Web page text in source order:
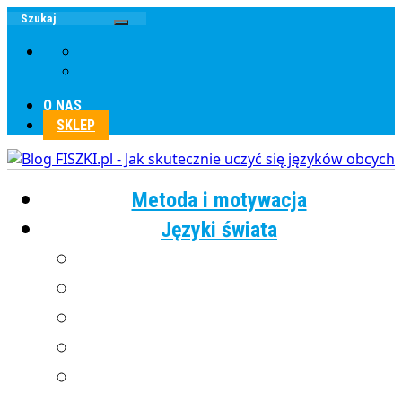
O NAS
SKLEP
Metoda i motywacja
Języki świata